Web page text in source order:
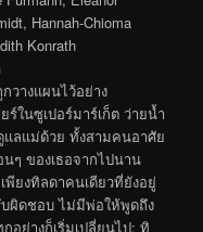
Hannah-Chioma
Konrath
วางแผนไว้อย่าง
ร์ในซูเปอร์มาร์เก็ต ว่ายน้ำ
แลแม่ด้วย ทั้งสามคนอาศัย
นๆ ของเธอจากไปนาน
พียงทิลดาคนเดียวที่ยังอยู่
บผิดชอบ ไม่มีพ่อให้พูดถึง
อย่างก็เริ่มเปลี่ยนไป: ทิ